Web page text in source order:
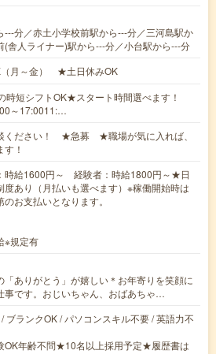
---分／赤土小学校前駅から---分／三河島駅か
(舎人ライナー)駅から---分／小台駅から---分
（月～金） ★土日休みOK
短シフトOK★スタート時間選べます！
～17:0011:…
ください！ ★急募 ★職場が気に入れば、
！
時給1600円～ 経験者：時給1800円～★日
度あり（月払いも選べます）※稼働開始時は
お支払いとなります。
※規定有
「ありがとう」が嬉しい＊お年寄りを笑顔に
事です。おじいちゃん、おばあちゃ…
ブランクOK / パソコンスキル不要 / 英語力不
OK年齢不問★10名以上採用予定★履歴書は